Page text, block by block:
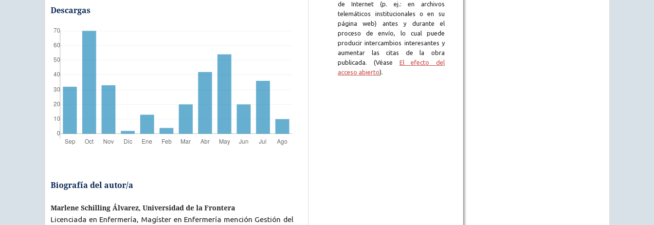
Descargas
Biografía del autor/a
Marlene Schilling Álvarez, Universidad de la Frontera
Licenciada en Enfermería, Magíster en Enfermería mención Gestión del
de Internet (p. ej.: en archivos
telemáticos institucionales o en su
página web) antes y durante el
proceso de envío, lo cual puede
producir intercambios interesantes y
aumentar las citas de la obra
publicada. (Véase El efecto del
acceso abierto).